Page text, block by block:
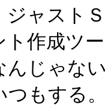
ジャスト
ト作成ツ
んじゃな
つもする